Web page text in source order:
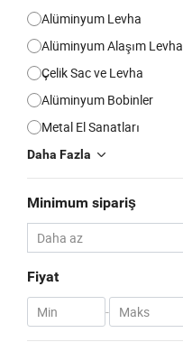
Alüminyum Levha
Alüminyum Alaşım Levha
Çelik Sac ve Levha
Alüminyum Bobinler
Metal El Sanatları
Daha Fazla
Minimum sipariş
Fiyat
-